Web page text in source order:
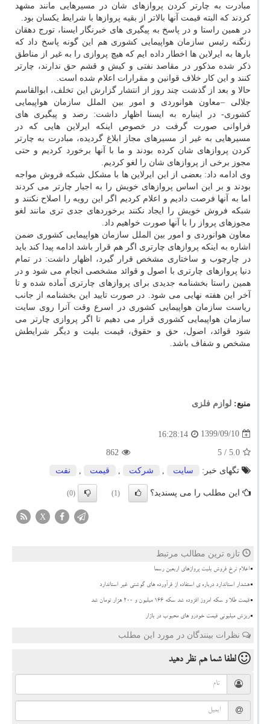
مبادرت به چارتر کردن پروازهای شان در مسیرهایی مانند مشهد
کردند که البته قیمت آنها بالاتر از بقیه پروازها با شرایط یکسان بود.
در همین راستا و در پاسخ به پیگیری های خبرنگار ایسنا، تورج دهقان
زنگنه رئیس سازمان هواپیمایی کشوری هم این گونه پاسخ داد که
بارها به ایرلاین ها اخطار داده ایم که هیچ پروازی را به غیر از مناطق
ذکر شده مذکور در مقاصد نفتی و کیش و قشم حق ندارند، چارتر
کنند و این کار خلاف قوانین و مقرارات اعلام شده است.
حالا و بعد از گذشت چند روز از انتشار گزارش این تخلف، ابوالقاسم
جلالی –معاون هوانوردی و امور بین الملل سازمان هواپیمایی
کشوری- در اینباره به ایسنا اظهار داشت: رصد و پیگیری های
فراوانی صورت گرفت در خصوص اینکه ایرلاین هایی که در
مسیرهایی به غیر از مسیرهای مجاز ابلاغ گردیده، مبادرت به چارتر
کردن پروازهای شان کرده بودند و ما با آنها برخورد کردیم و حتی
مجوز برخی از پروازهای شان را لغو کردیم.
وی ادامه داد: بعضی از این ایرلاین ها با مشکل شبکه فروش مواجه
بودند و بر این اساس پروازهای خویش را به اجبار چارتر می کردند
اما به آنها فرصت دادیم و اعلام کردیم اگر این رویه را اصلاح نکنند و
شبکه فروش خویش را ایجاد نکنند برخوردهای جدی تری مانند لغو
مجوزهای پرواز را با آنها صورت خواهیم داد.
معاون هوانوردی و امور بین الملل سازمان هواپیمایی کشوری ضمن
اشاره به اینکه پروازهای چارتری اگر هم قرار باشد ادامه پیدا کند باید
در چارچوب و ساختاری مشخص قرار گیرد، اظهار داشت: در تمام
دنیا پروازهای چارتری با اصول و قوائد مشخصی انجام می شود و در
همین راستا بخشنامه جدیدی برای پروازهای چارتری آماده شده و تا
آخر این هفته نهایی می شود. در صورت تایید این بخشنامه از جانب
ریاست سازمان هواپیمایی کشوری در اسرع وقت آنرا روی سایت
سازمان هواپیمایی کشوری قرار می دهیم تا اگر پروازی چارتر می
شود قوائد، اصول، حق و حقوق، قیمت بلیت و دیگر شرایطش
مشخص و شفاف باشد.
منبع: لوازم فلزی
1399/09/10
16:28:14
5.0
/ 5
862
تگهای خبر:
سایت , شركت , قیمت , نفت
این مطلب را می پسندید؟ (1)
(0)
X
تازه ترین مطالب مرتبط
اعلام نرخ فروش بلیت پروازهای اربعین رسما
هشدار استاندارد درباره ی استفاده از فرآورده های گوشتی غیر استاندارد
قیمت طلا و سکه امروز افزوده شد سکه ۱۶۶ میلیون و ۲۰۰ هزار تومان شد
ریزش میلیونی قیمت خودرو های محبوب در بازار
نظرات بینندگان در مورد این مطلب
لطفا شما همنظر دهید